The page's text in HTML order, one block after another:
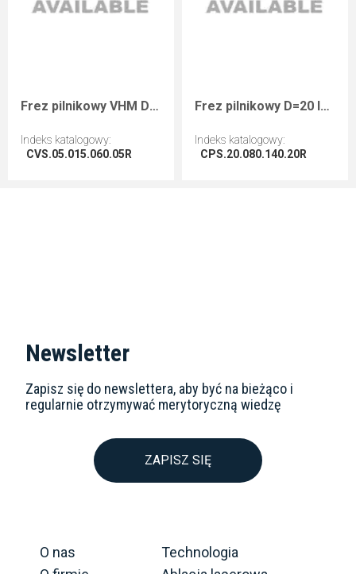
Frez pilnikowy VHM D=5 I=15 L=60 S=5 RH wyk. Neg
Indeks katalogowy:
CVS.05.015.060.05R
Frez pilnikowy D=20 I=80 L=150 S=20 RH wykańczający
Indeks katalogowy:
CPS.20.080.140.20R
Newsletter
Zapisz się do newslettera, aby być na bieżąco i
regularnie otrzymywać merytoryczną wiedzę
ZAPISZ SIĘ
O nas
Technologia